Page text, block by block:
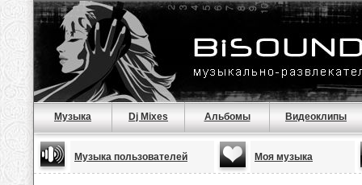
Музыка Dj Mixes Альбомы Видеоклипы
Музыка пользователей Моя музыка